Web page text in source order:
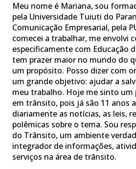
Meu nome é Mariana, sou
pela Universidade Tuiuti do
Comunicação Empresarial, pela
comecei a trabalhar, me envolvi
especificamente com Educação
tem prazer maior no mundo do
um propósito. Posso dizer com
um grande objetivo: ajudar a
meu trabalho. Hoje me sinto um
em trânsito, pois já são 11 anos
diariamente as notícias, as leis,
polêmicas sobre o tema. Sou
do Trânsito, um ambiente
integrador de informações,
serviços na área de trânsito.